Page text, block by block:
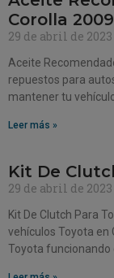
Corolla 2009
29 de abril de 2023
Aceite
repuestos para
mantener tu
Leer más »
Kit De
29 de abril de 2023
Kit De Clutch Para
vehículos Toyota
Toyota